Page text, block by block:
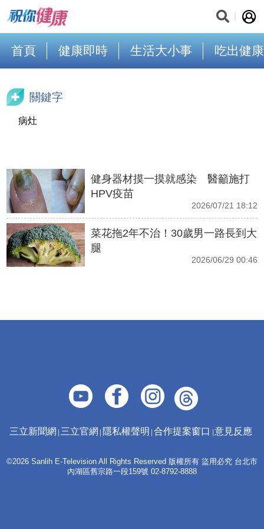
首頁 健康即時 生活大小事 吃出健康
關鍵字
病灶
健身器材摸一摸就感染 醫籲施打
HPV疫苗
2026/07/21 18:12
菜花拖2年不治！30歲男一路長到大
腿
2026/06/29 00:46
三立新聞網 三立官網 隱私權聲明 合作提案窗口 意見反應
©2026 Sanlih E-Television All Rights Reserved 版權所有 盜用必究 台北市
內湖區舊宗路一段159號 02-8792-8888